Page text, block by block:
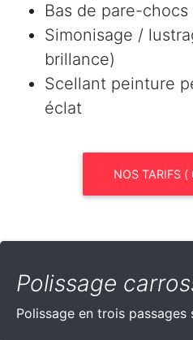
Bas de pare-
Simonisage /
brillance)
Scellant peinture
éclat
NOS TARIFS (
Polissage
Polissage en trois passages